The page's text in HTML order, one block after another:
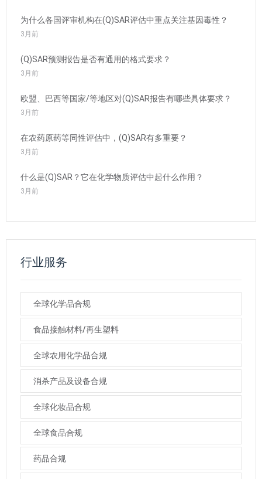
为什么各国评审机构在(Q)SAR评估中重点关注基因毒性？
3月前
(Q)SAR预测报告是否有通用的格式要求？
3月前
欧盟、巴西等国家/等地区对(Q)SAR报告有哪些具体要求？
3月前
在农药原药等同性评估中，(Q)SAR有多重要？
3月前
什么是(Q)SAR？它在化学物质评估中起什么作用？
3月前
行业服务
全球化学品合规
食品接触材料/再生塑料
全球农用化学品合规
消杀产品及设备合规
全球化妆品合规
全球食品合规
药品合规